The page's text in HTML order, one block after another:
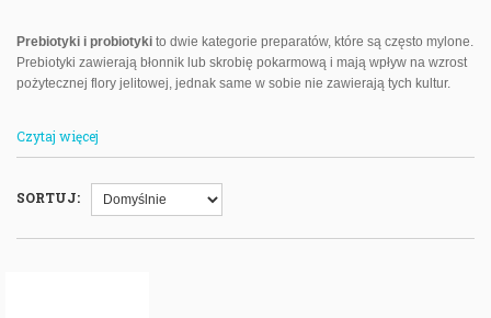
Prebiotyki i probiotyki to dwie kategorie preparatów, które są często mylone.
Prebiotyki zawierają błonnik lub skrobię pokarmową i mają wpływ na wzrost
pożytecznej flory jelitowej, jednak same w sobie nie zawierają tych kultur.
rozmieszania z wodą. Odpowiednia ilość bakterii jelitowych sprzyja
pozytywnie na wiele aspektów funkcjonowania organizmu. Okazuje się, że
prebiotyki mają skuteczniejsze działanie, niż stosowanie samych
Czytaj więcej
SORTUJ: